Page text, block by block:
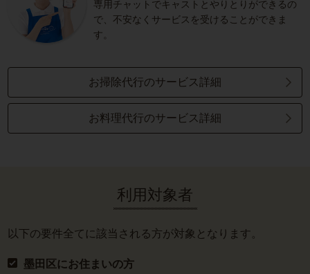
専用チャットでキャストとやりとりができるの
で、不安なくサービスを受けることができま
す。
お掃除代行のサービス詳細
お料理代行のサービス詳細
利用対象者
以下の要件全てに該当される方が対象となります。
墨田区にお住まいの方